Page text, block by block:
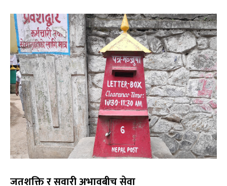
जतशक्ति र सवारी अभावबीच सेवा